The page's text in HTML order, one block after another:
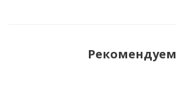
Рекомендуем